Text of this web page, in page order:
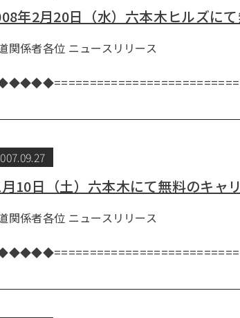
年2月20日（水）六本木ヒルズに
道関係者各位 ニュース
式会社ア
10日（土）六本木にて無料のキャ
道関係者各位 ニュース
式会社ア